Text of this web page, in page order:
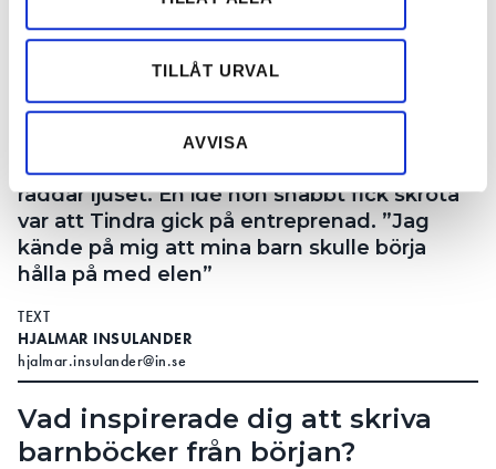
annons- och analysföretag som vi samarbetar med.
Dessa kan i sin tur kombinera informationen med annan
samlat in när du har använt deras tjänster.
TILLÅT URVAL
AVVISA
Madelene Wallin har släppt sin barnbok Tindra räddar ljuset.
Madelene Wallin har skrivit boken Tindra
räddar ljuset. En idé hon snabbt fick skrota
var att Tindra gick på entreprenad. ”Jag
kände på mig att mina barn skulle börja
hålla på med elen”
TEXT
HJALMAR INSULANDER
hjalmar.insulander@in.se
Vad inspirerade dig att skriva
barnböcker från början?